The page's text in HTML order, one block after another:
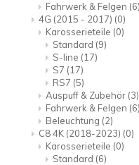
Fahrwerk & Felgen (6)
4G (2015 - 2017) (0)
Karosserieteile (0)
Standard (9)
S-line (17)
S7 (17)
RS7 (5)
Auspuff & Zubehör (3)
Fahrwerk & Felgen (6)
Beleuchtung (2)
C8 4K (2018-2023) (0)
Karosserieteile (0)
Standard (6)